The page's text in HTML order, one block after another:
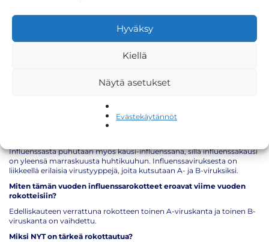
Hyväksy
Kiellä
Näytä asetukset
Evästekäytännöt
Syksy on saapunut ja influenssarokotukset ovat pian täällä! Nopeasti
leviävä influenssa voi aiheuttaa työikäisillä pitkiä sairauspoissaoloja
RokoteNytin rokotusbusseista saat kauden 2022-2023
Pysähdyspaikkoja löytyy meiltä ympäri Etelä-Suomea.
Mikä on influenssa?
Influenssasta puhutaan myös kausi-influenssana, sillä influenssakausi
on yleensä marraskuusta huhtikuuhun. Influenssaviruksesta on
liikkeellä erilaisia virustyyppejä, joita kutsutaan A- ja B-viruksiksi.
Miten tämän vuoden influenssarokotteet eroavat viime vuoden
rokotteisiin?
Edelliskauteen verrattuna rokotteen toinen A-viruskanta ja toinen B-
viruskanta on vaihdettu.
Miksi NYT on tärkeä rokottautua?